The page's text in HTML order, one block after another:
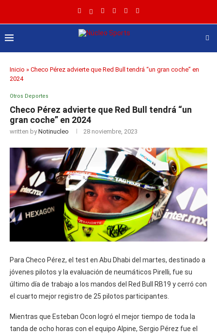
Inicio » Checo Pérez advierte que Red Bull tendrá “un gran coche” en
2024
Otros Deportes
Checo Pérez advierte que Red Bull tendrá “un
gran coche” en 2024
written byNotinucleo 28 noviembre, 2023
Para Checo Pérez, el test en Abu Dhabi del martes, destinado a
jóvenes pilotos y la evaluación de neumáticos Pirelli, fue su
último día de trabajo a los mandos del Red Bull RB19 y cerró con
el cuarto mejor registro de 25 pilotos participantes.
Mientras que Esteban Ocon logró el mejor tiempo de toda la
tanda de ocho horas con el equipo Alpine, Sergio Pérez fue el